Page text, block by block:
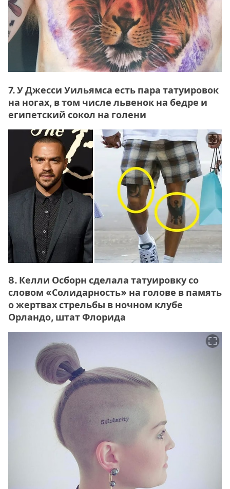
7. У Джесси Уильямса есть пара татуировок
на ногах, в том числе львенок на бедре и
египетский сокол на голени
8. Келли Осборн сделала татуировку со
словом «Солидарность» на голове в память
о жертвах стрельбы в ночном клубе
Орландо, штат Флорида